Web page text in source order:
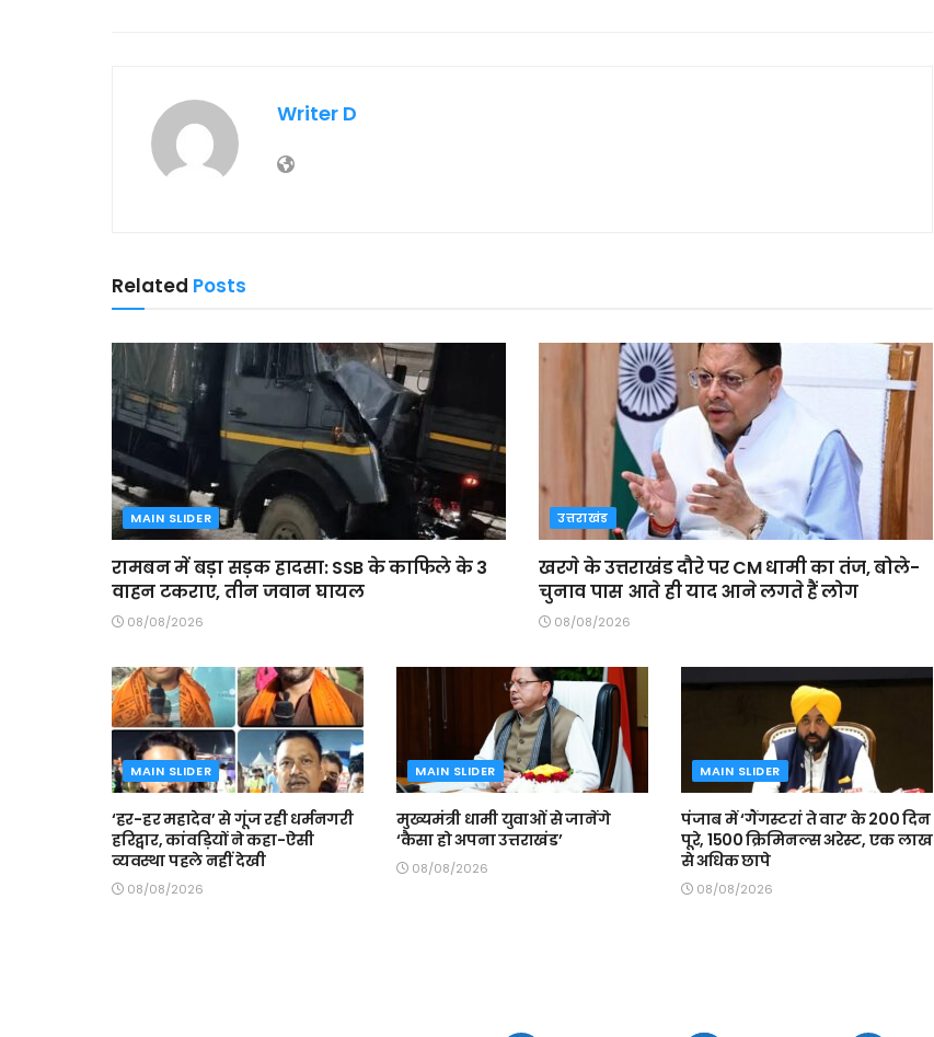
Writer D
Related Posts
MAIN SLIDER
रामबन में बड़ा सड़क हादसा: SSB के काफिले के 3
वाहन टकराए, तीन जवान घायल
08/08/2026
उत्तराखंड
खरगे के उत्तराखंड दौरे पर CM धामी का तंज, बोले-
चुनाव पास आते ही याद आने लगते हैं लोग
08/08/2026
MAIN SLIDER
‘हर-हर महादेव’ से गूंज रही धर्मनगरी
हरिद्वार, कांवड़ियों ने कहा-ऐसी
व्यवस्था पहले नहीं देखी
08/08/2026
MAIN SLIDER
मुख्यमंत्री धामी युवाओं से जानेंगे
‘कैसा हो अपना उत्तराखंड’
08/08/2026
MAIN SLIDER
पंजाब में ‘गैंगस्टरां ते वार’ के 200 दिन
पूरे, 1500 क्रिमिनल्स अरेस्ट, एक लाख
से अधिक छापे
08/08/2026